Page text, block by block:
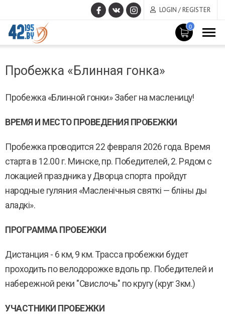
LOGIN / REGISTER
0
MAIN
CONTENT
14,
Пробежка «Блинная гонка»
Пробежка «Блинной гонки» Забег на масленицу!
ВРЕМЯ И МЕСТО ПРОВЕДЕНИЯ ПРОБЕЖКИ
Пробежка проводится 22 февраля 2026 года. Время
старта в 12.00 г. Минске, пр. Победителей, 2. Рядом с
локацией праздника у Дворца спорта пройдут
народные гуляния «Масленічныя святкі — бліны ды
аладкі».
ПРОГРАММА ПРОБЕЖКИ
Дистанция - 6 км, 9 км. Трасса пробежки будет
проходить по велодорожке вдоль пр. Победителей и
набережной реки "Свислочь" по кругу (круг 3км.)
УЧАСТНИКИ ПРОБЕЖКИ